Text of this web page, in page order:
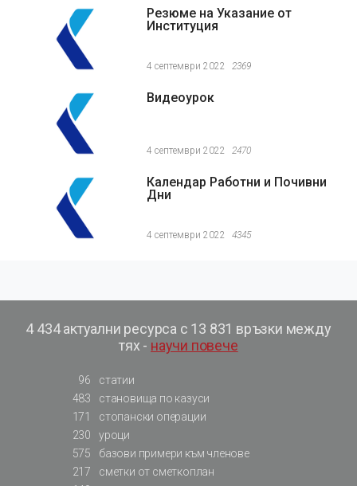
Резюме на Указание от
Институция
4 септември 2022 2369
Видеоурок
4 септември 2022 2470
Календар Работни и Почивни
Дни
4 септември 2022 4345
4 434 актуални ресурса с 13 831 връзки между
тях - научи повече
96
статии
483
становища по казуси
171
стопански операции
230
уроци
575
базови примери към членове
217
сметки от сметкоплан